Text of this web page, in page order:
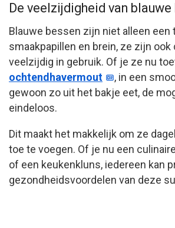
De veelzijdigheid van blauwe
Blauwe bessen zijn niet alleen een
smaakpapillen en brein, ze zijn
veelzijdig in gebruik. Of je ze nu
ochtendhavermout
, in een
gewoon zo uit het bakje eet, de
eindeloos.
Dit maakt het makkelijk om ze
toe te voegen. Of je nu een
of een keukenkluns, iedereen kan
gezondheidsvoordelen van deze